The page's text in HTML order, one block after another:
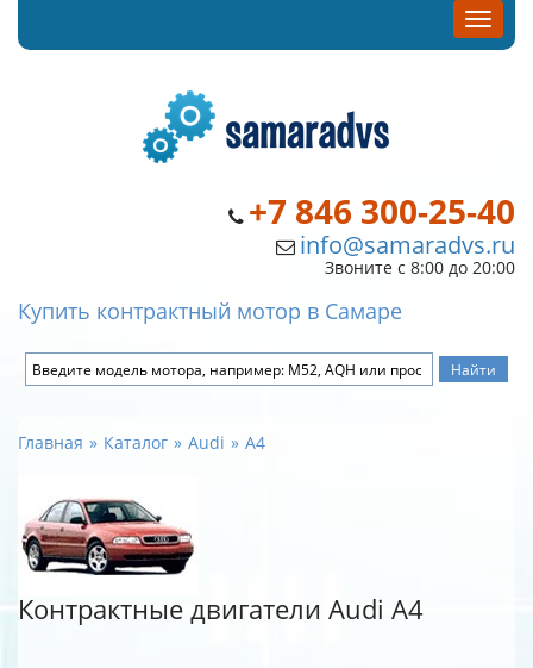
+7 846 300-25-40
info@samaradvs.ru
Звоните с 8:00 до 20:00
Купить контрактный мотор в Самаре
Главная Каталог Audi A4
Контрактные двигатели Audi A4